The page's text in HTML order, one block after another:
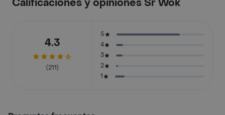
Calificaciones y opiniones Sr Wok
4.3
(211)
5
4
3
2
1